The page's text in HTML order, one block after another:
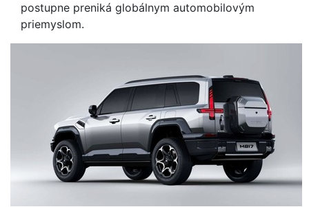
postupne preniká globálnym automobilovým
priemyslom.